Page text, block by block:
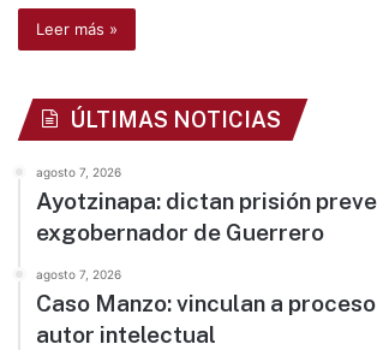
Leer más »
ÚLTIMAS NOTICIAS
agosto 7, 2026
Ayotzinapa: dictan prisión
exgobernador de Guerrero
agosto 7, 2026
Caso Manzo: vinculan a
autor intelectual